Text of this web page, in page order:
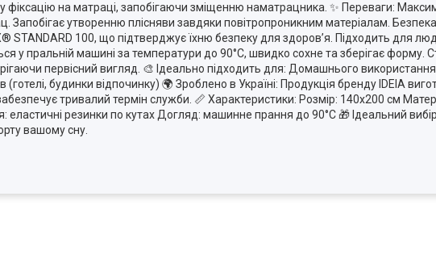
фіксацію на матраці, запобігаючи зміщенню наматрацника. ✨ Переваги:
утворенню плісняви завдяки повітропроникним матеріалам. Безпека
STANDARD 100, що підтверджує їхню безпеку для здоров’я. Підходить для
у пральній машині за температури до 90°C, швидко сохне та зберігає форму.
первісний вигляд. 🎨 Ідеально підходить для: Домашнього використання
будинки відпочинку) 🌍 Зроблено в Україні: Продукція бренду IDEIA
тривалий термін служби. 📏 Характеристики: Розмір: 140х200 см
резинки по кутах Догляд: машинне прання до 90°C 🎁 Ідеальний
вашому сну.